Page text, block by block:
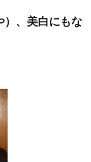
）、美白にもな